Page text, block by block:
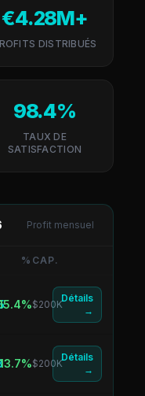
€4.28M+
DISTRIBUÉS
98.4%
TAUX DE
SATISFACTION
Profit mensuel
% CAP.
$200K
Détails
→
$200K
Détails
→